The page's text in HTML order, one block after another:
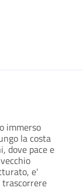
immerso
la costa
dove pace e
e'
trascorrere